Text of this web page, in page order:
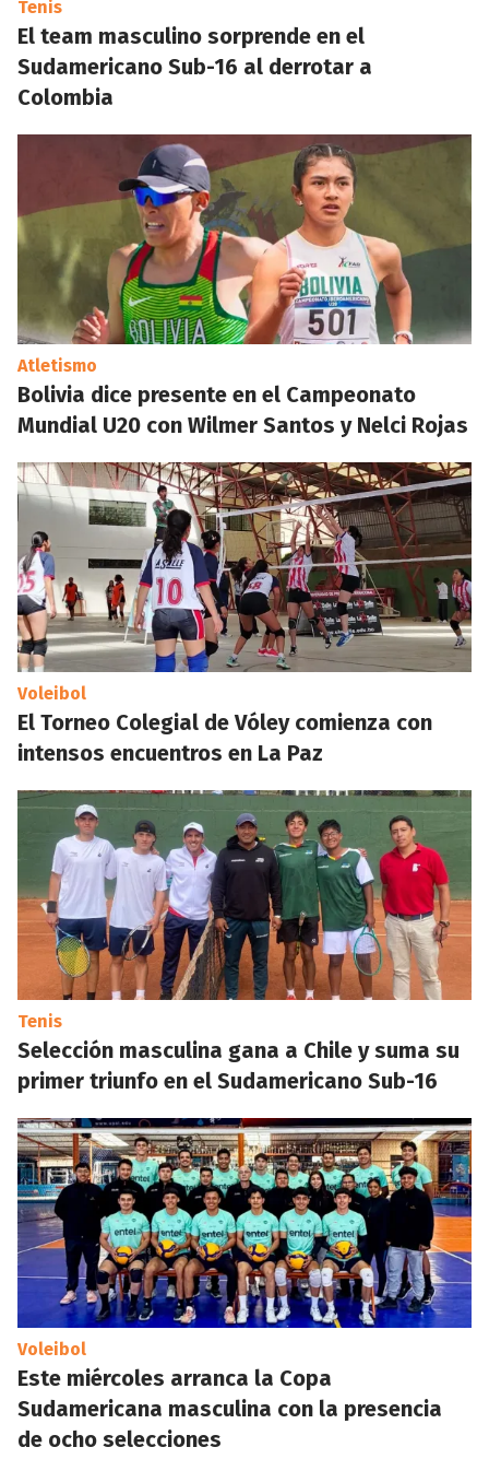
Tenis
El team masculino sorprende en el
Sudamericano Sub-16 al derrotar a
Colombia
Atletismo
Bolivia dice presente en el Campeonato
Mundial U20 con Wilmer Santos y Nelci Rojas
Voleibol
El Torneo Colegial de Vóley comienza con
intensos encuentros en La Paz
Tenis
Selección masculina gana a Chile y suma su
primer triunfo en el Sudamericano Sub-16
Voleibol
Este miércoles arranca la Copa
Sudamericana masculina con la presencia
de ocho selecciones